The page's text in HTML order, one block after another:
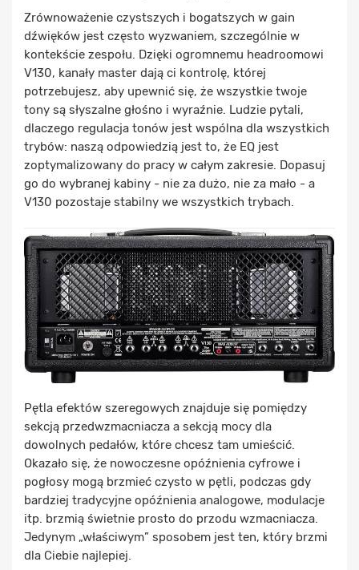
Zrównoważenie czystszych i bogatszych w gain
dźwięków jest często wyzwaniem, szczególnie w
kontekście zespołu. Dzięki ogromnemu headroomowi
V130, kanały master dają ci kontrolę, której
potrzebujesz, aby upewnić się, że wszystkie twoje
tony są słyszalne głośno i wyraźnie. Ludzie pytali,
dlaczego regulacja tonów jest wspólna dla wszystkich
trybów: naszą odpowiedzią jest to, że EQ jest
zoptymalizowany do pracy w całym zakresie. Dopasuj
go do wybranej kabiny - nie za dużo, nie za mało - a
V130 pozostaje stabilny we wszystkich trybach.
Pętla efektów szeregowych znajduje się pomiędzy
sekcją przedwzmacniacza a sekcją mocy dla
dowolnych pedałów, które chcesz tam umieścić.
Okazało się, że nowoczesne opóźnienia cyfrowe i
pogłosy mogą brzmieć czysto w pętli, podczas gdy
bardziej tradycyjne opóźnienia analogowe, modulacje
itp. brzmią świetnie prosto do przodu wzmacniacza.
Jedynym „właściwym” sposobem jest ten, który brzmi
dla Ciebie najlepiej.